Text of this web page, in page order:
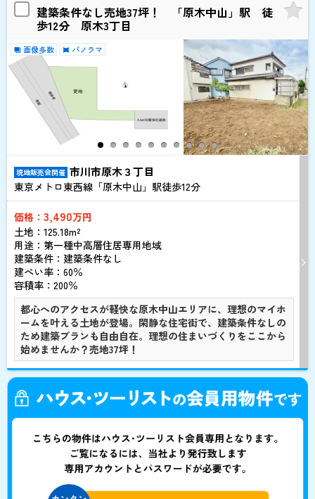
建築条件なし売地37坪！ 「原木中山」駅 徒
歩12分 原木3丁目
画像多数 パノラマ
現地販売会開催 市川市原木３丁目
東京メトロ東西線「原木中山」駅徒歩12分
価格： 3,490万円
土地：125.18m²
用途：第一種中高層住居専用地域
建築条件： 建築条件なし
建ぺい率：60％
容積率：200％
都心へのアクセスが軽快な原木中山エリアに、理想のマイホ
ームを叶える土地が登場。閑静な住宅街で、建築条件なしの
ため建築プランも自由自在。理想の住まいづくりをここから
始めませんか？売地37坪！